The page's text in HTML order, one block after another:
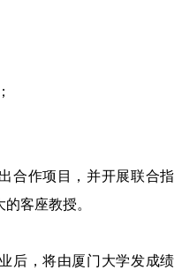
合作项目，并开展联合指
客座教授。
后，将由厦门大学发成绩